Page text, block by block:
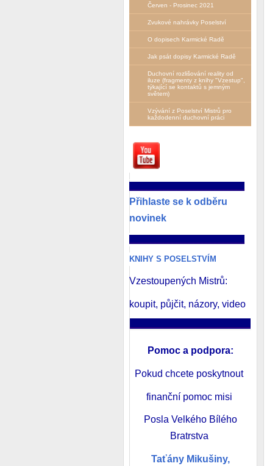
Červen - Prosinec 2021
Zvukové nahrávky Poselství
O dopisech Karmické Radě
Jak psát dopisy Karmické Radě
Duchovní rozlišování reality od
iluze (fragmenty z knihy "Vzestup",
týkající se kontaktů s jemným
světem)
Vzývání z Poselství Mistrů pro
každodenní duchovní práci
Přihlaste se k odběru
novinek
KNIHY S POSELSTVÍM
Vzestoupených Mistrů:
koupit, půjčit, názory, video
Pomoc a podpora:
Pokud chcete poskytnout
finanční pomoc misi
Posla Velkého Bílého
Bratrstva
Taťány Mikušiny,